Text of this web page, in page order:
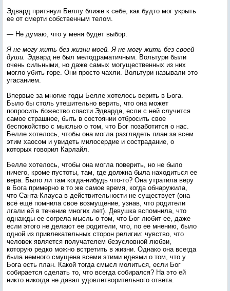
Эдвард притянул Беллу ближе к себе, как будто мог укрыть
ее от смерти собственным телом.
— Не думаю, что у меня будет выбор.
Я не могу жить без жизни моей. Я не могу жить без своей
души. Эдвард не был мелодраматичным. Вольтури были
очень сильными, но даже самых могущественных из них
могло убить горе. Они просто чахли. Вольтури называли это
угасанием.
Впервые за многие годы Белле хотелось верить в Бога.
Было бы столь утешительно верить, что она может
попросить божество спасти Эдварда, если с ней случится
самое страшное, быть в состоянии отбросить свое
беспокойство с мыслью о том, что Бог позаботится о нас.
Белле хотелось, чтобы она могла разглядеть план за всем
этим хаосом и увидеть милосердие и сострадание, о
которых говорил Карлайл.
Белле хотелось, чтобы она могла поверить, но не было
ничего, кроме пустоты, там, где должна была находиться ее
вера. Было ли там когда-нибудь что-то? Она утратила веру
в Бога примерно в то же самое время, когда обнаружила,
что Санта-Клауса в действительности не существует (она
всё ещё помнила свое возмущение, узнав, что родители
лгали ей в течение многих лет). Девушка вспомнила, что
однажды ее согрела мысль о том, что Бог любит ее, даже
если этого не делают ее родители, что, по ее мнению, было
одной из привлекательных сторон религии: чувство, что
человек является получателем безусловной любви,
которую редко можно встретить в жизни. Однако она всегда
была немного смущена всеми этими идеями о том, что у
Бога есть план. Какой тогда смысл молиться, если Бог
собирается сделать то, что всегда собирался? На это ей
никто никогда не давал удовлетворительного ответа.